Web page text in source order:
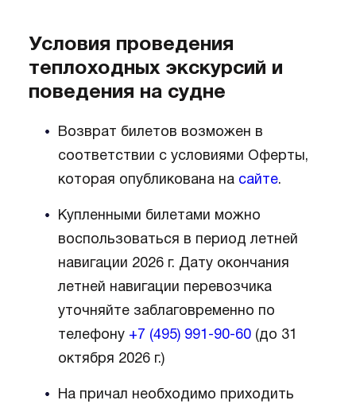
Условия проведения
теплоходных экскурсий и
поведения на судне
Возврат билетов возможен в
соответствии с условиями Оферты,
которая опубликована на сайте.
Купленными билетами можно
воспользоваться в период летней
навигации 2026 г. Дату окончания
летней навигации перевозчика
уточняйте заблаговременно по
телефону +7 (495) 991-90-60(до 31
октября 2026 г.)
На причал необходимо приходить